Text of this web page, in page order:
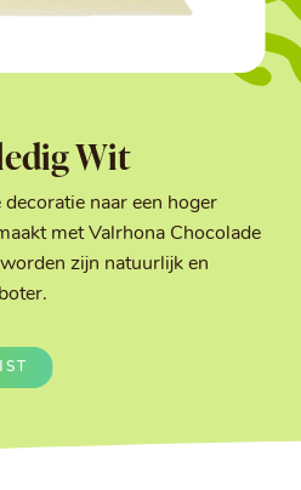
Wit
naar een hoger
met Valrhona Chocolade
zijn natuurlijk en